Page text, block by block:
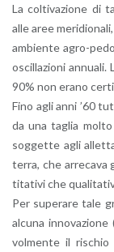
La col­ti­va­zio­ne di
alle aree
am­bien­te agro-
oscil­la­zio­ni
90% non erano
Fino agli anni ’60
da una ta­glia
sog­get­te agli
terra, che ar­re­ca­va
ti­ta­ti­vi che
Per su­pe­ra­re tale
al­cu­na
vol­men­te il